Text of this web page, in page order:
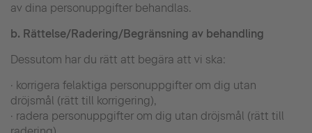
av dina personuppgifter behandlas.
b. Rättelse/Radering/Begränsning av behandling
Dessutom har du rätt att begära att vi ska:
· korrigera felaktiga personuppgifter om dig utan
dröjsmål (rätt till korrigering),
· radera personuppgifter om dig utan dröjsmål (rätt till